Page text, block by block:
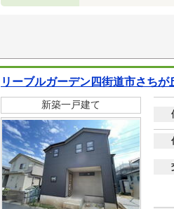
リーブルガーデン四街道市さち
新築一戸建て